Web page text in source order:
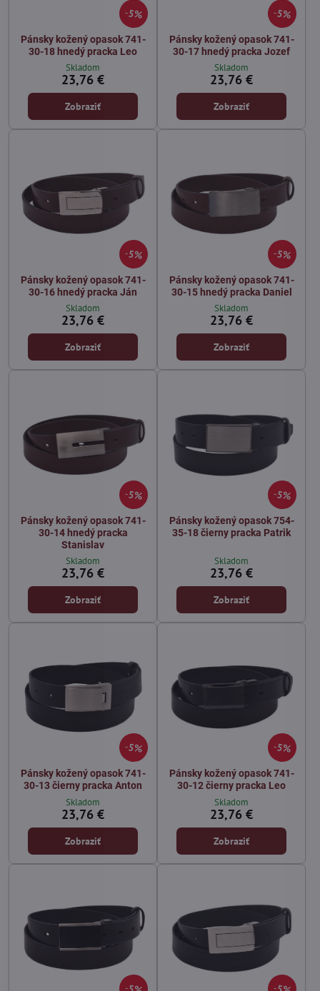
5%
Pánsky kožený opasok 741-
30-18 hnedý pracka Leo
Skladom
23,76 €
Zobraziť
5%
Pánsky kožený opasok 741-
30-17 hnedý pracka Jozef
Skladom
23,76 €
Zobraziť
5%
Pánsky kožený opasok 741-
30-16 hnedý pracka Ján
Skladom
23,76 €
Zobraziť
5%
Pánsky kožený opasok 741-
30-15 hnedý pracka Daniel
Skladom
23,76 €
Zobraziť
5%
Pánsky kožený opasok 741-
30-14 hnedý pracka
Stanislav
Skladom
23,76 €
Zobraziť
5%
Pánsky kožený opasok 754-
35-18 čierny pracka Patrik
Skladom
23,76 €
Zobraziť
5%
Pánsky kožený opasok 741-
30-13 čierny pracka Anton
Skladom
23,76 €
Zobraziť
5%
Pánsky kožený opasok 741-
30-12 čierny pracka Leo
Skladom
23,76 €
Zobraziť